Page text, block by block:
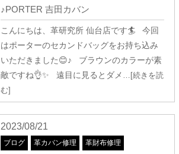
♪PORTER 吉田カバン
こんにちは、革研究所 仙台店です🏄 今回
はポーターのセカンドバッグをお持ち込み
いただきました😊♪ ブラウンのカラーが素
敵ですね👌✨ 遠目に見るとダメ …[続きを読
む]
2023/08/21
ブログ 革カバン修理 革財布修理